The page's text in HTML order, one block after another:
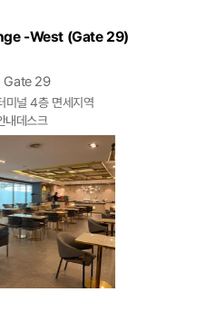
-West (Gate 29)
Gate 29
널 4층 면세지역
내데스크